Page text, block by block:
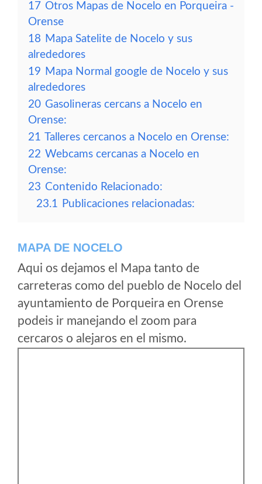
17 Otros Mapas de Nocelo en Porqueira -
Orense
18 Mapa Satelite de Nocelo y sus
alrededores
19 Mapa Normal google de Nocelo y sus
alrededores
20 Gasolineras cercans a Nocelo en
Orense:
21 Talleres cercanos a Nocelo en Orense:
22 Webcams cercanas a Nocelo en
Orense:
23 Contenido Relacionado:
23.1 Publicaciones relacionadas:
MAPA DE NOCELO
Aqui os dejamos el Mapa tanto de
carreteras como del pueblo de Nocelo del
ayuntamiento de Porqueira en Orense
podeis ir manejando el zoom para
cercaros o alejaros en el mismo.